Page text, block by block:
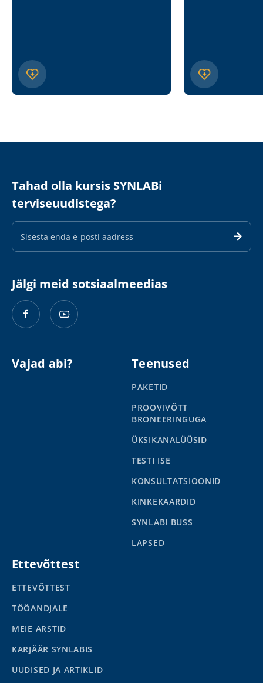
Tahad olla kursis SYNLABi
terviseuudistega?
E-
maili
aadress
Jälgi meid sotsiaalmeedias
Vajad abi? Teenused
PAKETID
PROOVIVÕTT
BRONEERINGUGA
ÜKSIKANALÜÜSID
TESTI ISE
KONSULTATSIOONID
KINKEKAARDID
SYNLABI BUSS
LAPSED
Ettevõttest
ETTEVÕTTEST
TÖÖANDJALE
MEIE ARSTID
KARJÄÄR SYNLABIS
UUDISED JA ARTIKLID